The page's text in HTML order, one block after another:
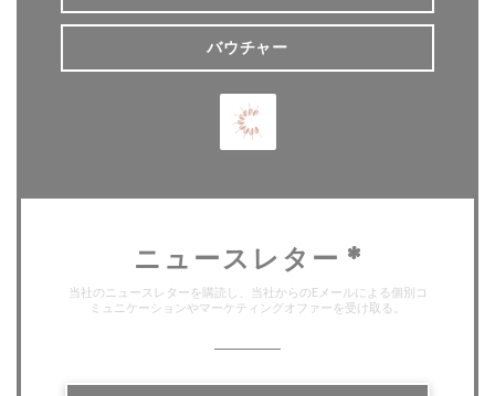
バウチャー
ニュースレター *
当社のニュースレターを購読し、当社からのEメールによる個別コ
ミュニケーションやマーケティングオファーを受け取る。